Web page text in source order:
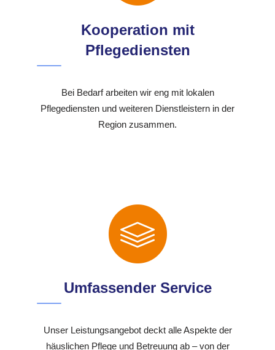
Kooperation mit
Pflegediensten
Bei Bedarf arbeiten wir eng mit lokalen
Pflegediensten und weiteren Dienstleistern in der
Region zusammen.
Umfassender Service
Unser Leistungsangebot deckt alle Aspekte der
häuslichen Pflege und Betreuung ab – von der